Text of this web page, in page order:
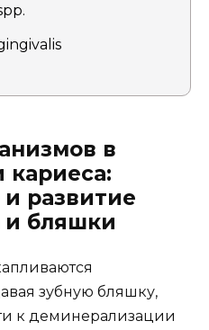
в
кариеса:
развитие
и бляшки
зубную бляшку,
к деминерализации